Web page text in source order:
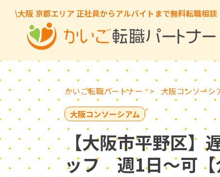
\大阪 京都エリア 正社員からアルバイトまで無料転職相談
かいご転職パートナー > 大阪コンソーシ
大阪コンソーシアム
【大阪市平野区
ッフ 週1日～可【